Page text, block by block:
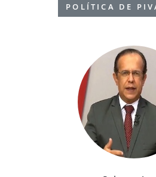
POLÍTICA DE